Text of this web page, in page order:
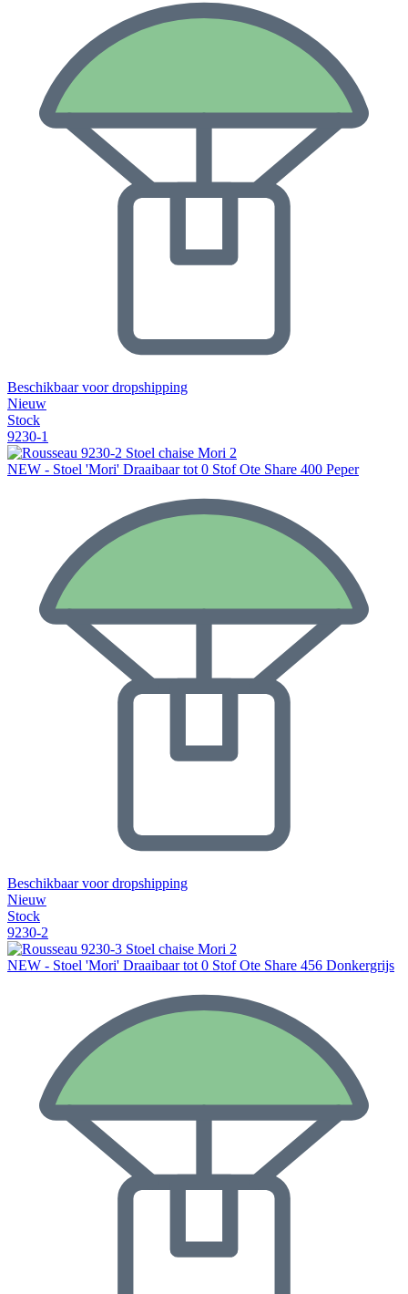
Beschikbaar voor dropshipping
Nieuw
Stock
9230-1
NEW - Stoel 'Mori' Draaibaar tot 0 Stof Ote Share 400 Peper
Beschikbaar voor dropshipping
Nieuw
Stock
9230-2
NEW - Stoel 'Mori' Draaibaar tot 0 Stof Ote Share 456 Donkergrijs